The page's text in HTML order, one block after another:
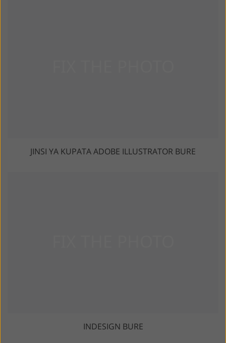
JINSI YA KUPATA ADOBE ILLUSTRATOR BURE
INDESIGN BURE